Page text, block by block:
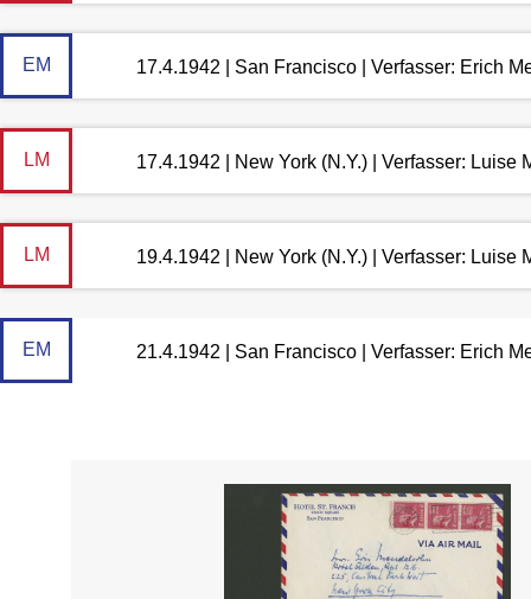
EM 17.4.1942 | San Francisco | Verfasser: Erich
LM 17.4.1942 | New York (N.Y.) | Verfasser: Luise
LM 19.4.1942 | New York (N.Y.) | Verfasser: Luise
EM 21.4.1942 | San Francisco | Verfasser: Erich